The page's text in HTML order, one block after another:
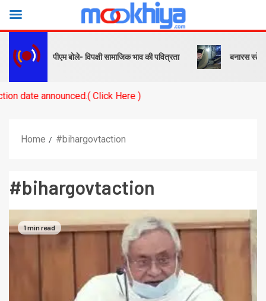
संदेश… पीएम बोले- विपक्षी सामाजिक भाव की पवित्रता बनारस स्टेशन के
announced.( Click Here )
Home #bihargovtaction
#bihargovtaction
1 min read